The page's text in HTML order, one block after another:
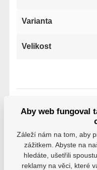
Varianta
Velikost
Varianty
černá, Junior, XS,
EAN: 4019309107422
Skladem
Aby web fungoval
Záleží nám na tom, aby
zážitkem. Abyste na
hledáte, ušetřili
reklamy na věci, které